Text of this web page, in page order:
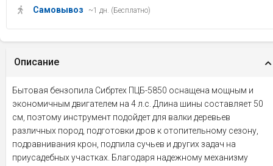
Самовывоз ~1 дн. (Бесплатно)
Описание
Бытовая бензопила Сибртех ПЦБ-5850 оснащена мощным и
экономичным двигателем на 4 л.с. Длина шины составляет 50
см, поэтому инструмент подойдет для валки деревьев
различных пород, подготовки дров к отопительному сезону,
подравнивания крон, подпила сучьев и других задач на
приусадебных участках. Благодаря надежному механизму